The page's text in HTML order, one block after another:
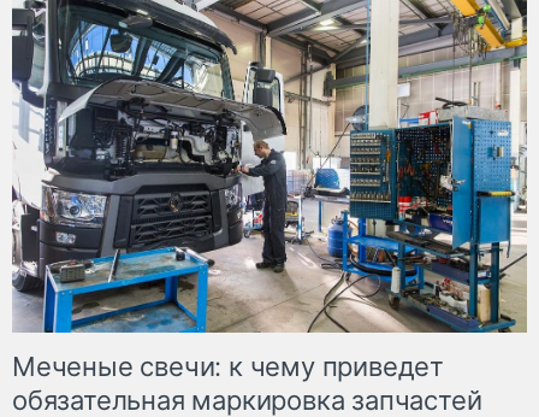
Меченые свечи: к чему приведет
обязательная маркировка запчастей